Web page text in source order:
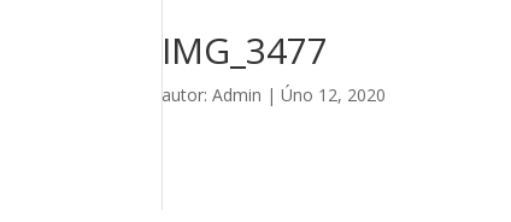
IMG_3477
autor:Admin |Úno 12, 2020